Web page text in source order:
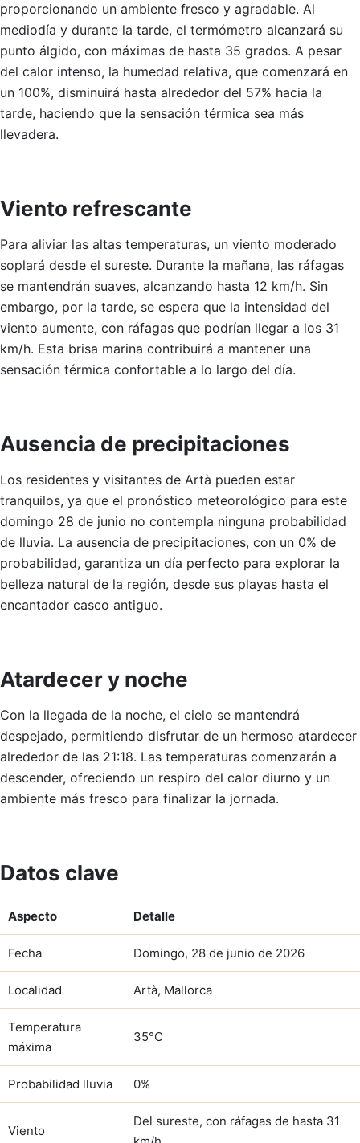
proporcionando un ambiente fresco y agradable. Al
mediodía y durante la tarde, el termómetro alcanzará su
punto álgido, con máximas de hasta 35 grados. A pesar
del calor intenso, la humedad relativa, que comenzará en
un 100%, disminuirá hasta alrededor del 57% hacia la
tarde, haciendo que la sensación térmica sea más
llevadera.
Viento refrescante
Para aliviar las altas temperaturas, un viento moderado
soplará desde el sureste. Durante la mañana, las ráfagas
se mantendrán suaves, alcanzando hasta 12 km/h. Sin
embargo, por la tarde, se espera que la intensidad del
viento aumente, con ráfagas que podrían llegar a los 31
km/h. Esta brisa marina contribuirá a mantener una
sensación térmica confortable a lo largo del día.
Ausencia de precipitaciones
Los residentes y visitantes de Artà pueden estar
tranquilos, ya que el pronóstico meteorológico para este
domingo 28 de junio no contempla ninguna probabilidad
de lluvia. La ausencia de precipitaciones, con un 0% de
probabilidad, garantiza un día perfecto para explorar la
belleza natural de la región, desde sus playas hasta el
encantador casco antiguo.
Atardecer y noche
Con la llegada de la noche, el cielo se mantendrá
despejado, permitiendo disfrutar de un hermoso atardecer
alrededor de las 21:18. Las temperaturas comenzarán a
descender, ofreciendo un respiro del calor diurno y un
ambiente más fresco para finalizar la jornada.
Datos clave
Aspecto Detalle
Fecha Domingo, 28 de junio de 2026
Localidad Artà, Mallorca
Temperatura
máxima
35°C
Probabilidad lluvia 0%
Viento
Del sureste, con ráfagas de hasta 31